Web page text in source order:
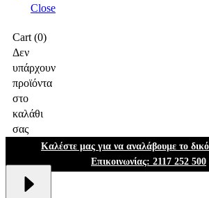
Close
Cart (0)
Δεν
υπάρχουν
προϊόντα
στο
καλάθι
σας
Καλέστε μας για να αναλάβουμε το
Επικοινωνίας: 2117 252 500